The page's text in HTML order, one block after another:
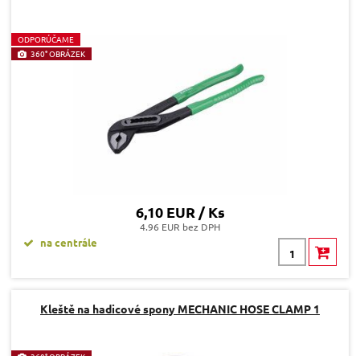
ODPORÚČAME
360° OBRÁZEK
6,10 EUR / Ks
4.96 EUR bez DPH
na centrále
Kleště na hadicové spony MECHANIC HOSE CLAMP 1